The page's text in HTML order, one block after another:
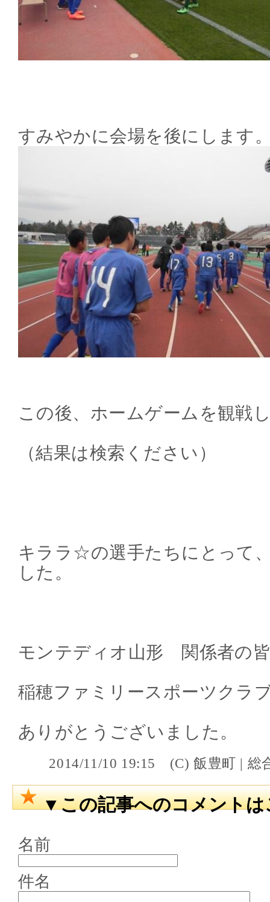
すみやかに会場を後にします
この後、ホームゲームを観戦
（結果は検索ください）
キララ☆の選手たちにとって
した。
モンテディオ山形 関係者の
稲穂ファミリースポーツクラ
ありがとうございました。
2014/11/10 19:15 (C) 飯豊町 |
▼この記事へのコメントは
名前
件名